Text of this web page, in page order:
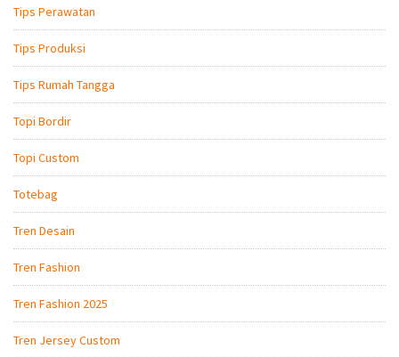
Tips Perawatan
Tips Produksi
Tips Rumah Tangga
Topi Bordir
Topi Custom
Totebag
Tren Desain
Tren Fashion
Tren Fashion 2025
Tren Jersey Custom